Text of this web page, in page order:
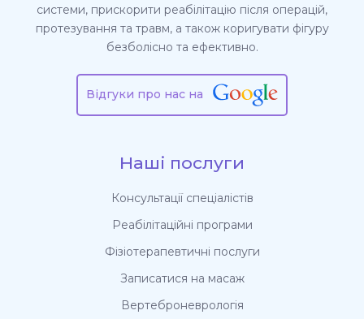
системи, прискорити реабілітацію після операцій,
протезування та травм, а також коригувати фігуру
безболісно та ефективно.
Відгуки про нас на
Наші послуги
Консультації спеціалістів
Реабілітаційні програми
Фізіотерапевтичні послуги
Записатися на масаж
Вертеброневрологія